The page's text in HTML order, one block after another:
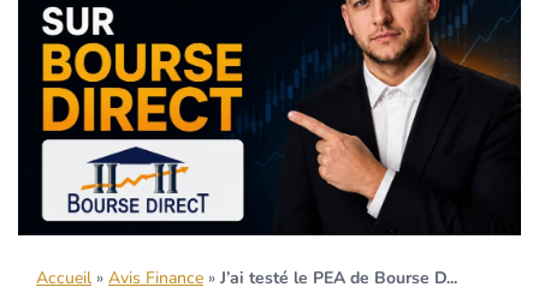
Accueil » Avis Finance » J’ai testé le PEA de Bourse D...